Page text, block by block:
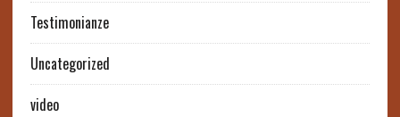
Testimonianze
Uncategorized
video